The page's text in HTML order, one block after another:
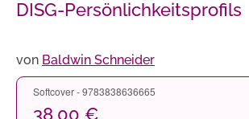
DISG-Persönlichkeitsprofils
von Baldwin Schneider
Softcover - 9783838636665
38,00 €